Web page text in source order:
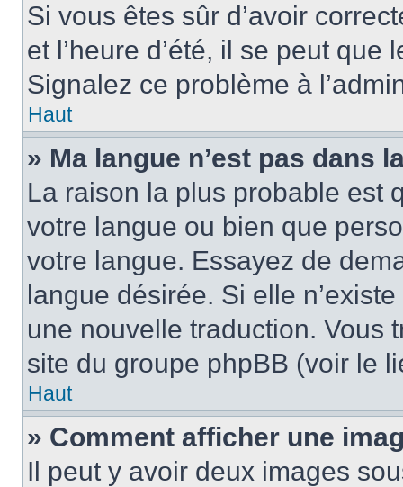
Si vous êtes sûr d’avoir
et l’heure d’été, il se peut que
Signalez ce problème à
Haut
» Ma langue n’est pas dans
La raison la plus probable est
votre langue ou bien que
votre langue. Essayez de
langue désirée. Si elle
une nouvelle traduction. Vous
site du groupe phpBB (voir le
Haut
» Comment afficher une
Il peut y avoir deux images